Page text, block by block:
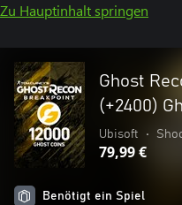
Zu Hauptinhalt springen
Ghost
(+2400)
Ubisoft •
79,99 €
Benötigt ein Spiel